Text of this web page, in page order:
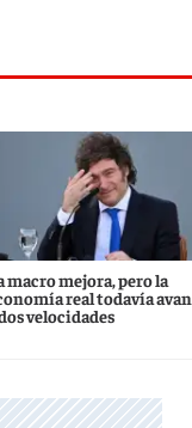
macro mejora, pero la
real todavía
velocidades